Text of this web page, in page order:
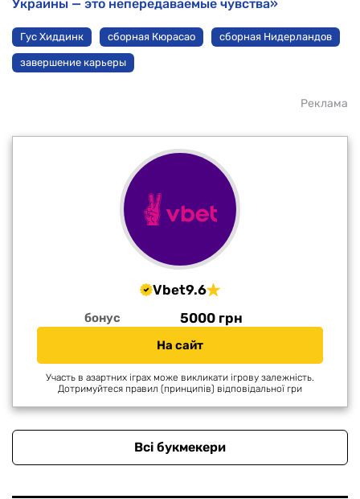
Украины — это непередаваемые чувства»
Гус Хиддинк сборная Кюрасао сборная Нидерландов
завершение карьеры
Реклама
Vbet9.6
бонус 5000 грн
На сайт
Участь в азартних іграх може викликати ігрову залежність.
Дотримуйтеся правил (принципів) відповідальної гри
Всі букмекери